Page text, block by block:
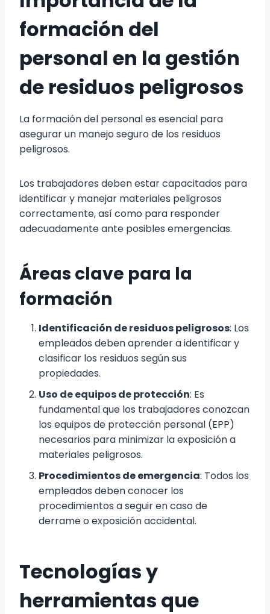
formación del
personal en la gestión
de residuos peligrosos
La formación del personal es esencial para
asegurar un manejo seguro de los residuos
peligrosos.
Los trabajadores deben estar capacitados para
identificar y manejar materiales peligrosos
correctamente, así como para responder
adecuadamente ante posibles emergencias.
Áreas clave para la
formación
Identificación de residuos peligrosos: Los
empleados deben aprender a identificar y
clasificar los residuos según sus
propiedades.
Uso de equipos de protección: Es
fundamental que los trabajadores conozcan
los equipos de protección personal (EPP)
necesarios para minimizar la exposición a
materiales peligrosos.
Procedimientos de emergencia: Todos los
empleados deben conocer los
procedimientos a seguir en caso de
derrame o exposición accidental.
Tecnologías y
herramientas que